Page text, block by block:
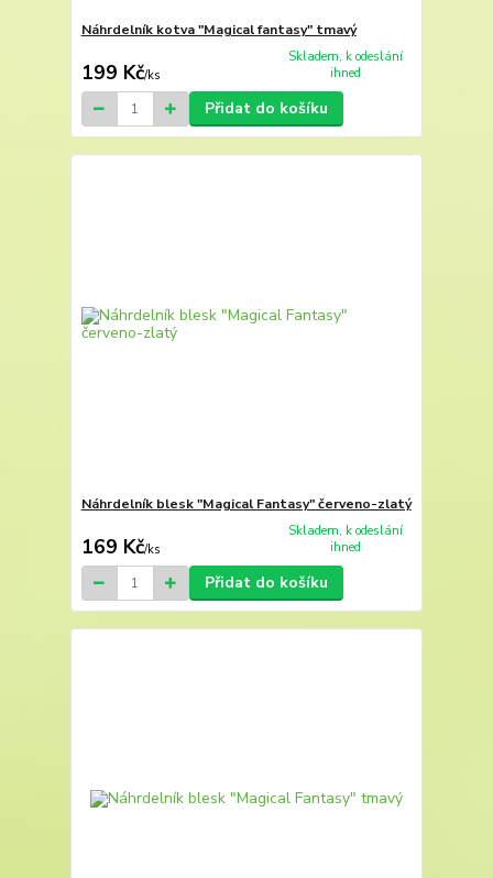
Náhrdelník kotva "Magical fantasy" tmavý
199 Kč/ks
Skladem, k odeslání
ihned
Přidat do košíku
Náhrdelník blesk "Magical Fantasy" červeno-zlatý
169 Kč/ks
Skladem, k odeslání
ihned
Přidat do košíku